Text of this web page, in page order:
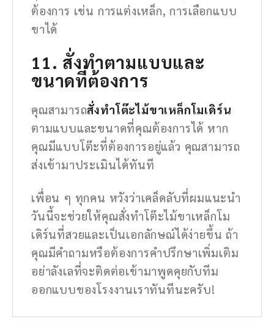
ต้องการ เช่น การแต่งเหล็ก, การเลือกแบบ
ขาได้
11. สั่งทำตามแบบและ
ขนาดที่ต้องการ
คุณสามารถสั่งทำโต๊ะไม้ขาเหล็กโมเดิร์น
ตามแบบและขนาดที่คุณต้องการได้ หาก
คุณมีแบบโต๊ะที่ต้องการอยู่แล้ว คุณสามารถ
ส่งเข้ามาประเมินได้ทันที
เพื่อน ๆ ทุกคน หวังว่าเคล็ดลับที่ผมแนะนำ
วันนี้จะช่วยให้คุณสั่งทำโต๊ะไม้ขาเหล็กโม
เดิร์นที่สวยและเป็นเอกลักษณ์ได้ง่ายขึ้น ถ้า
คุณมีคำถามหรือต้องการคำปรึกษาเพิ่มเติม
อย่าลังเลที่จะติดต่อเข้ามาพูดคุยกับทีม
ออกแบบของโรงงานเราทันทีนะครับ!